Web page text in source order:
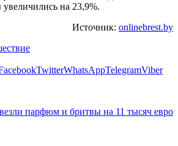
на 23,9%.
Источник: onlinebrest.by
TwitterWhatsAppTelegramViber
парфюм и бритвы на 11 тысяч евро